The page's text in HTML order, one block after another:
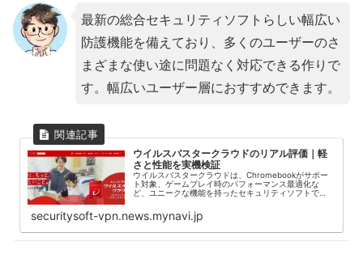
最新の総合セキュリティソフトらしい幅広い
防護機能を備えており、多くのユーザーのさ
まざまな使い途に問題なく対応できる作りで
す。幅広いユーザー層におすすめできます。
ウイルスバスタークラウドのリアル評価｜軽
さと性能を実機検証
ウイルスバスタークラウドは、Chromebookがサポー
ト対象、ゲームプレイ時のパフォーマンス最適化な
ど、ユニークな機能を持ったセキュリティソフトで
ドの使用感を、実機で検証。多くのセキュリティ...
securitysoft-vpn.news.mynavi.jp